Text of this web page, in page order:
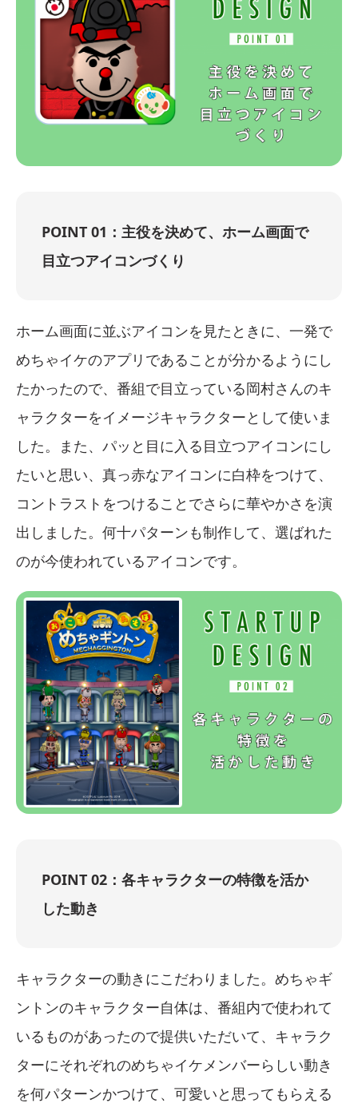
POINT 01：主役を決めて、ホーム画面で
目立つアイコンづくり
ホーム画面に並ぶアイコンを見たときに、一発で
めちゃイケのアプリであることが分かるようにし
たかったので、番組で目立っている岡村さんのキ
ャラクターをイメージキャラクターとして使いま
した。また、パッと目に入る目立つアイコンにし
たいと思い、真っ赤なアイコンに白枠をつけて、
コントラストをつけることでさらに華やかさを演
出しました。何十パターンも制作して、選ばれた
のが今使われているアイコンです。
POINT 02：各キャラクターの特徴を活か
した動き
キャラクターの動きにこだわりました。めちゃギ
ントンのキャラクター自体は、番組内で使われて
いるものがあったので提供いただいて、キャラク
ターにそれぞれのめちゃイケメンバーらしい動き
を何パターンかつけて、可愛いと思ってもらえる